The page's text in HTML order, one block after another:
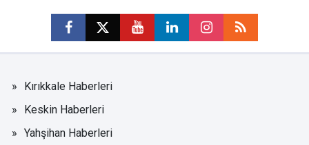
Kırıkkale Haberleri
Keskin Haberleri
Yahşihan Haberleri